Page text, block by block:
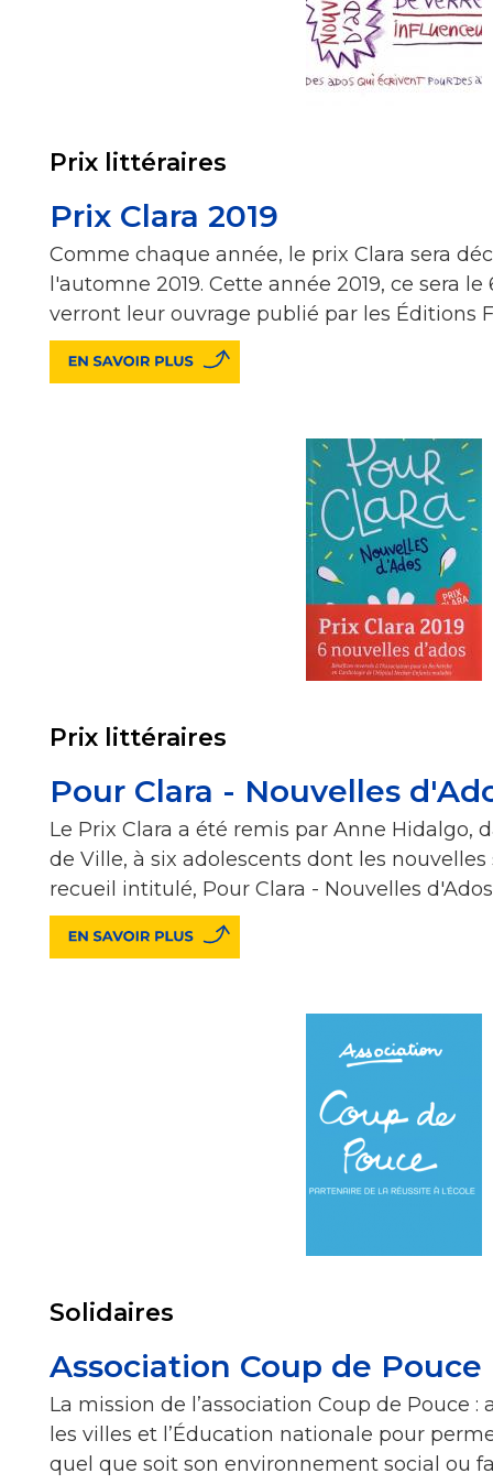
Prix littéraires
Prix Clara 2019
Comme chaque année, le prix Clara sera
l'automne 2019. Cette année 2019, ce sera
verront leur ouvrage publié par les Éditions
Prix littéraires
Pour Clara - Nouvelles
Le Prix Clara a été remis par Anne Hidalgo,
de Ville, à six adolescents dont les
recueil intitulé, Pour Clara - Nouvelles
Solidaires
Association Coup de Pouce
La mission de l’association Coup de Pouce
les villes et l’Éducation nationale pour
quel que soit son environnement social ou